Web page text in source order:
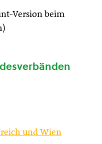
Version beim
und Wien